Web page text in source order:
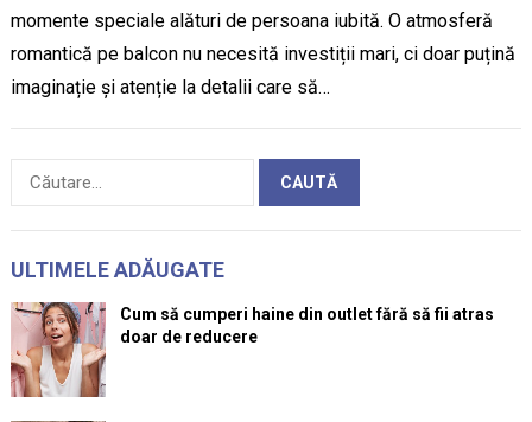
momente speciale alături de persoana iubită. O atmosferă
romantică pe balcon nu necesită investiții mari, ci doar puțină
imaginație și atenție la detalii care să…
Caută
după:
ULTIMELE ADĂUGATE
Cum să cumperi haine din outlet fără să fii atras
doar de reducere